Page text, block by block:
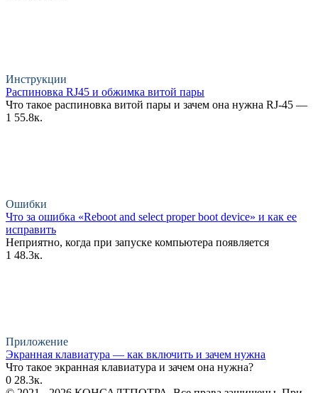
Инструкции
Распиновка RJ45 и обжимка витой пары
Что такое распиновка витой пары и зачем она нужна RJ-45 —
1 55.8к.
Ошибки
Что за ошибка «Reboot and select proper boot device» и как ее
исправить
Неприятно, когда при запуске компьютера появляется
1 48.3к.
Приложение
Экранная клавиатура — как включить и зачем нужна
Что такое экранная клавиатура и зачем она нужна?
0 28.3к.